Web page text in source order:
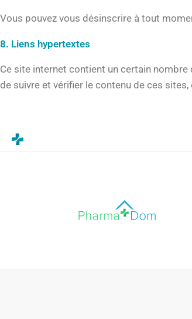
Vous pouvez vous désinscrire à tout
8. Liens hypertextes
Ce site internet contient un certain
de suivre et vérifier le contenu de ces